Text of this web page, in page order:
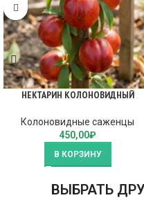
НЕКТАРИН КОЛОНОВИДНЫЙ
Колоновидные саженцы
450,00₽
В КОРЗИНУ
ВЫБРАТЬ